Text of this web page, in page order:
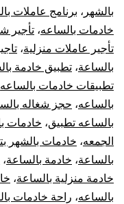
بالشهر ، برنامج عاملات
خادمات بالساعه، تأجير
تأجير عاملات منزلية،
بالساعة، تطبيق خادمة
تطبيقات خادمات بالساعه
بالساعه، حجز شغاله
بالساعه تطبيق، خادمات
الجمعه، خادمات بالشهر
بالساعة، خادمة بالساعة،
خادمة منزلية بالساعة،
بالساعه، راحة خادمات